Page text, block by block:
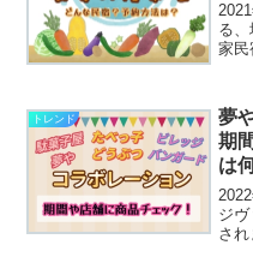
る
家民
体で
た。
トレンド
夢
期
は
ジ
され